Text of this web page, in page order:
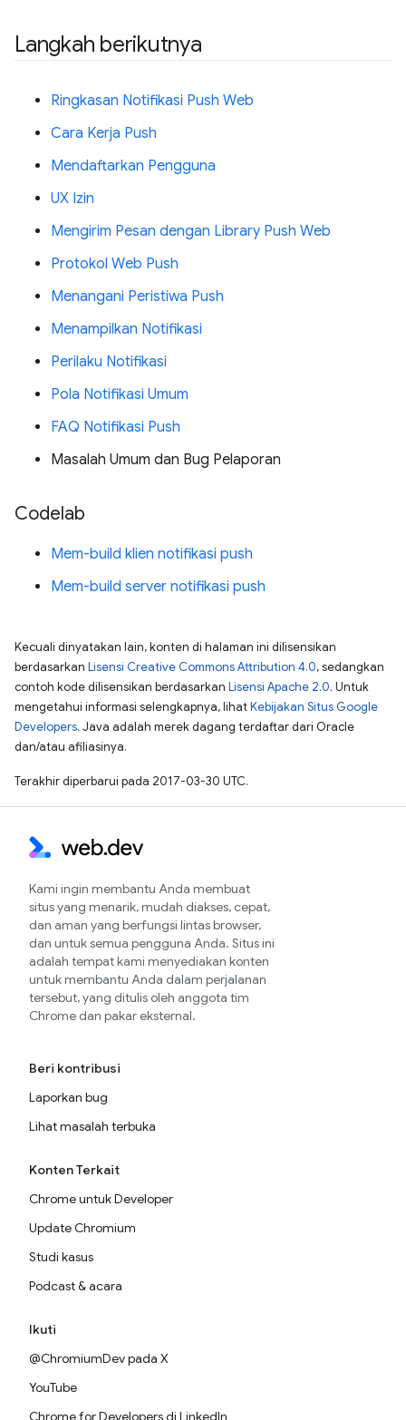
Langkah berikutnya
Ringkasan Notifikasi Push Web
Cara Kerja Push
Mendaftarkan Pengguna
UX Izin
Mengirim Pesan dengan Library Push Web
Protokol Web Push
Menangani Peristiwa Push
Menampilkan Notifikasi
Perilaku Notifikasi
Pola Notifikasi Umum
FAQ Notifikasi Push
Masalah Umum dan Bug Pelaporan
Codelab
Mem-build klien notifikasi push
Mem-build server notifikasi push
Kecuali dinyatakan lain, konten di halaman ini dilisensikan
berdasarkan Lisensi Creative Commons Attribution 4.0, sedangkan
contoh kode dilisensikan berdasarkan Lisensi Apache 2.0. Untuk
mengetahui informasi selengkapnya, lihatKebijakan Situs Google
Developers. Java adalah merek dagang terdaftar dari Oracle
dan/atau afiliasinya.
Terakhir diperbarui pada 2017-03-30 UTC.
Kami ingin membantu Anda membuat
situs yang menarik, mudah diakses, cepat,
dan aman yang berfungsi lintas browser,
dan untuk semua pengguna Anda. Situs ini
adalah tempat kami menyediakan konten
untuk membantu Anda dalam perjalanan
tersebut, yang ditulis oleh anggota tim
Chrome dan pakar eksternal.
Beri kontribusi
Laporkan bug
Lihat masalah terbuka
Konten Terkait
Chrome untuk Developer
Update Chromium
Studi kasus
Podcast & acara
Ikuti
@ChromiumDev pada X
YouTube
Chrome for Developers di LinkedIn